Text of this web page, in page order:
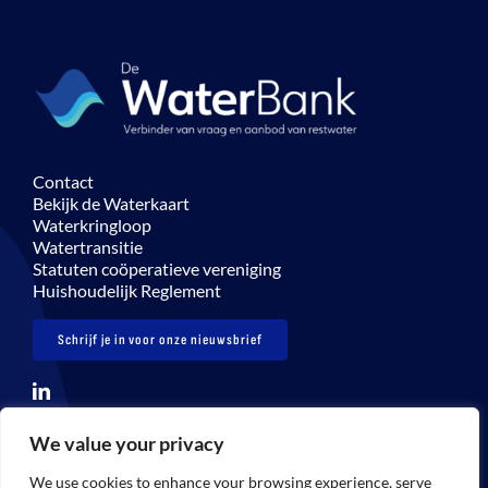
We value your privacy
We use cookies to enhance your browsing experience, serve
Contact
Bekijk de Waterkaart
Waterkringloop
Watertransitie
Statuten coöperatieve vereniging
Huishoudelijk Reglement
Schrijf je in voor onze nieuwsbrief
© Copyright 2026 De Waterbank – info@dewaterbank.nl